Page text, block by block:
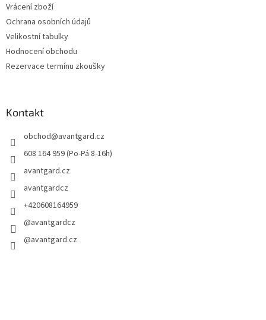
Vrácení zboží
Ochrana osobních údajů
Velikostní tabulky
Hodnocení obchodu
Rezervace termínu zkoušky
Kontakt
obchod@avantgard.cz
608 164 959 (Po-Pá 8-16h)
avantgard.cz
avantgardcz
+420608164959
@avantgardcz
@avantgard.cz